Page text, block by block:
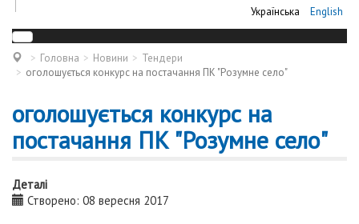
Українська English
Головна Новини
Тендери
оголошується конкурс на постачання ПК "Розумне село"
оголошується конкурс на
постачання ПК "Розумне село"
Деталі
Створено: 08 вересня 2017